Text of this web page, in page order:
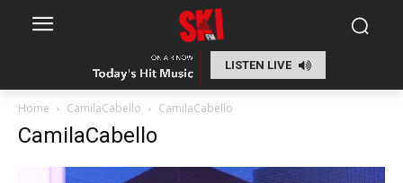
LISTEN LIVE
Home CamilaCabello CamilaCabello
CamilaCabello